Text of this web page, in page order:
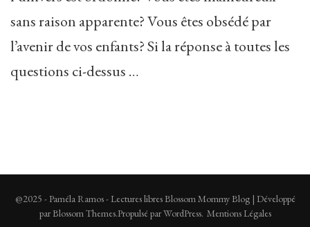
sans raison apparente? Vous êtes obsédé par
l’avenir de vos enfants? Si la réponse à toutes les
questions ci-dessus …
@2025 - Paméla Ramos - Lectures libresBlossom Mommy Blog | Développé
parBlossom Themes.Propulsé parWordPress. Mentions Légales